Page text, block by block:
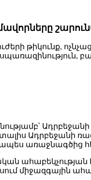
թիկունք,
տալիս Ադրբեջանի
առաջնագծից
ահաբեկչության
միջազգային